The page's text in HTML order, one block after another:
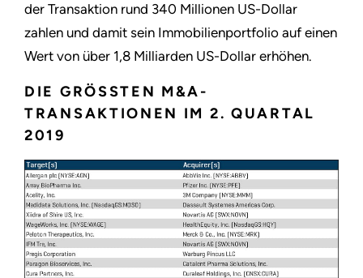
der Transaktion rund 340 Millionen US-Dollar
zahlen und damit sein Immobilienportfolio auf einen
Wert von über 1,8 Milliarden US-Dollar erhöhen.
DIE GRÖSSTEN M&A-T
RANSAKTIONEN IM 2. QUARTAL 2
019